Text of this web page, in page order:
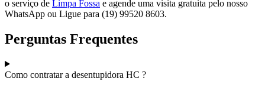
o serviço de Limpa Fossa e agende uma visita gratuita pelo nosso
WhatsApp ou Ligue para (19) 99520 8603.
Perguntas Frequentes
Como contratar a desentupidora HC ?